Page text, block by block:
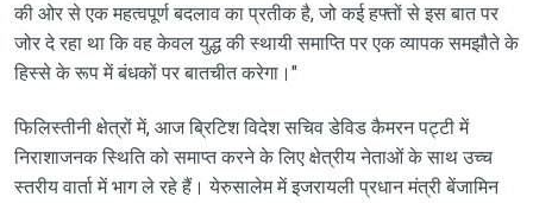
की ओर से एक महत्वपूर्ण बदलाव का प्रतीक है, जो कई हफ्तों से इस बात पर
जोर दे रहा था कि वह केवल युद्ध की स्थायी समाप्ति पर एक व्यापक समझौते के
हिस्से के रूप में बंधकों पर बातचीत करेगा।"
फिलिस्तीनी क्षेत्रों में, आज ब्रिटिश विदेश सचिव डेविड कैमरन पट्टी में
निराशाजनक स्थिति को समाप्त करने के लिए क्षेत्रीय नेताओं के साथ उच्च
स्तरीय वार्ता में भाग ले रहे हैं। येरुसालेम में इजरायली प्रधान मंत्री बेंजामिन